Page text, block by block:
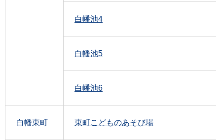
白幡池4
白幡池5
白幡池6
白幡東町 東町こどものあそび場